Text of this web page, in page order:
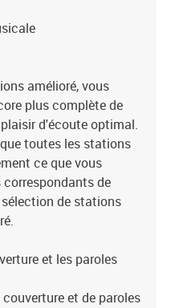
si vous possédez une autre
Android, vous pouvez
l'ordinateur de bord de votre
voiture un voyage musical
pour une expérience
radio révisée d'Audials fera
Audials Play a reçu un
utilisateur optimisée et
l'écoute et l'enregistrement d'un
Audials Radio garantit que
fil votre musique préférée
d'Audials devenir votre
amélioré, vous
plus complète de
d'écoute optimal.
toutes les stations
ce que vous
de
de stations
et les paroles
et de paroles